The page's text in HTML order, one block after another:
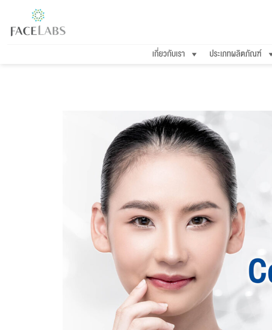
เกี่ยวกับเรา ประเภทผลิตภัณฑ์